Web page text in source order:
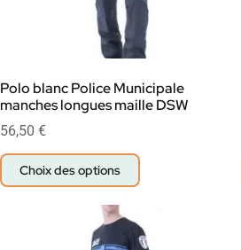
Polo blanc Police Municipale
manches longues maille DSW
56,50 €
Choix des options